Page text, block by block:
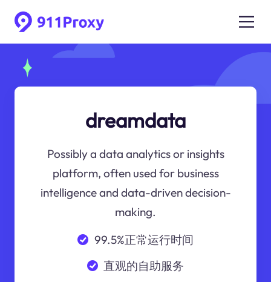
dreamdata
Possibly a data analytics or insights
platform, often used for business
intelligence and data-driven decision-
making.
99.5%正常运行时间
直观的自助服务